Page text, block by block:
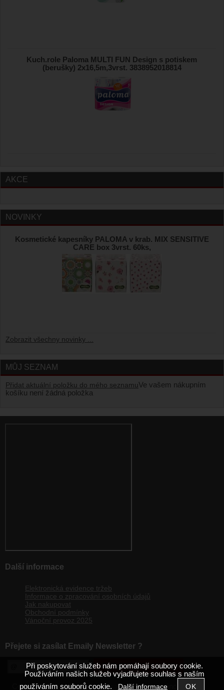
Kuch.role Paloma MULTI FUN Design s potiskem
(berušky) 2x16,5m,3vrst. 3838952018814
AKCE
NOVINKY
Kosmetické kapesníky PALOMA v krab. MIX SENSITIVE
CARE box 3vrst. 60ks,
Zobrazit všechny novinky ...
MŮJ SEZNAM
Přidat aktuální položku do mého seznamuVe vašem nákupním
košíku není žádná položka
Další informace
Elektronická evidence tržeb
Informace o zpracování osobních údajů
Jak nakupovat
Obchodní podmínky
Vánoční provoz 2025
Přejete si zasílat Emaily Newsletter ?
Copyright ©shop.velkoobchodsas.cz, provozováno na
Při poskytování služeb nám pomáhají soubory cookie.
Používáním našich služeb vyjadřujete souhlas s naším
používáním souborů cookie. Další informace